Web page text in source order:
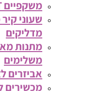
משקפיים SMART ועוד
שעוני
מדליקים
מתנות
משלימים
אביזרים
מכשירים